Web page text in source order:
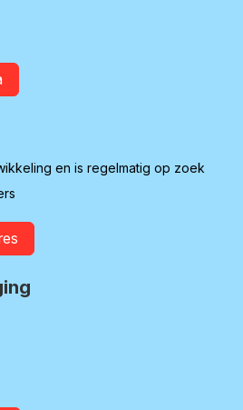
en is regelmatig op zoek